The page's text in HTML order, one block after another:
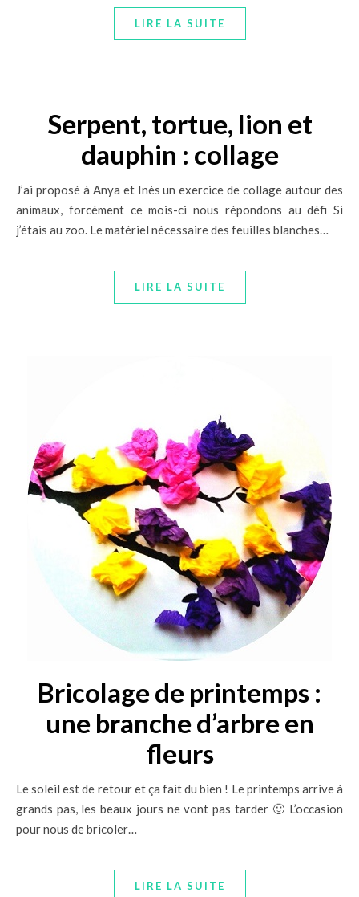
LIRE LA SUITE
Serpent, tortue, lion et
dauphin : collage
J’ai proposé à Anya et Inès un exercice de collage autour des
animaux, forcément ce mois-ci nous répondons au défi Si
j’étais au zoo. Le matériel nécessaire des feuilles blanches…
LIRE LA SUITE
Bricolage de printemps :
une branche d’arbre en
fleurs
Le soleil est de retour et ça fait du bien ! Le printemps arrive à
grands pas, les beaux jours ne vont pas tarder 🙂 L’occasion
pour nous de bricoler…
LIRE LA SUITE